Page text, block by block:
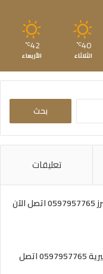
40
℃
الثلاثاء
42
℃
الأربعاء
البحث
تعليقات
تركيب طارد حمام بالمبرز 0597957765 اتصل الآن
تركيب طارد حمام بالنعيرية 0597957765 اتصل